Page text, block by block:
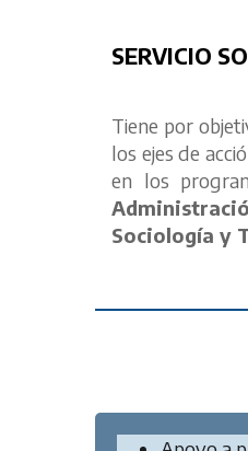
SERVICIO
Tiene por
los ejes de
en los
Sociología y